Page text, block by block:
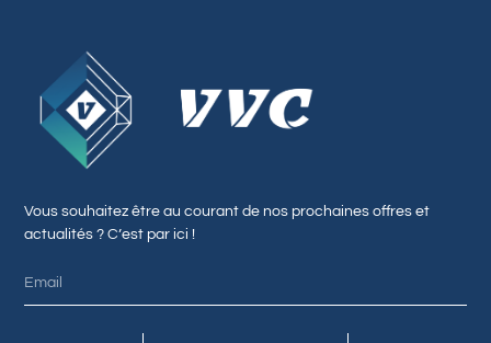
Vous souhaitez être au courant de nos prochaines offres et
actualités ? C’est par ici !